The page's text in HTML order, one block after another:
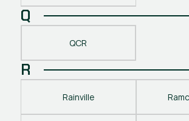
Q
QCR
R
Rainville